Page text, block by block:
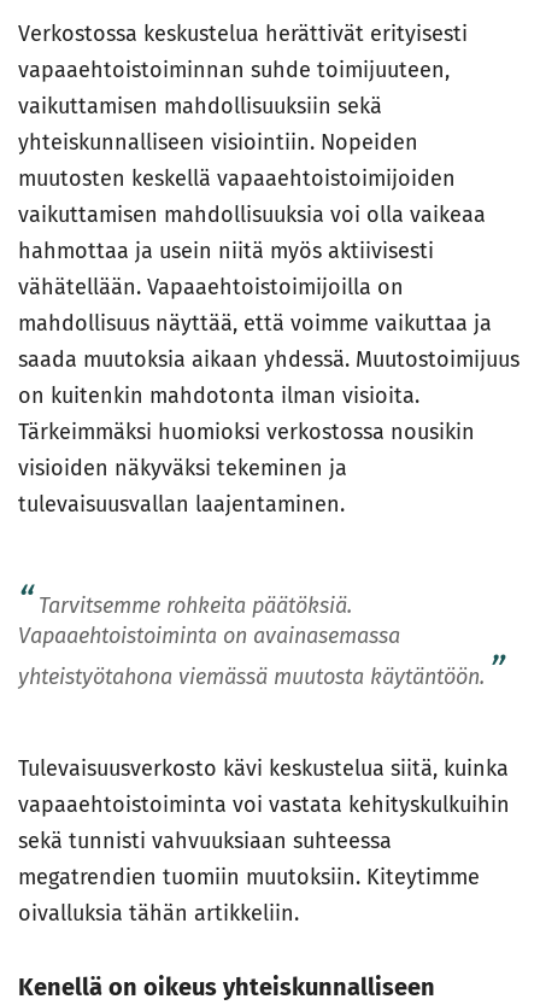
Verkostossa keskustelua herättivät erityisesti
vapaaehtoistoiminnan suhde toimijuuteen,
vaikuttamisen mahdollisuuksiin sekä
yhteiskunnalliseen visiointiin. Nopeiden
muutosten keskellä vapaaehtoistoimijoiden
vaikuttamisen mahdollisuuksia voi olla vaikeaa
hahmottaa ja usein niitä myös aktiivisesti
vähätellään. Vapaaehtoistoimijoilla on
mahdollisuus näyttää, että voimme vaikuttaa ja
saada muutoksia aikaan yhdessä. Muutostoimijuus
on kuitenkin mahdotonta ilman visioita.
Tärkeimmäksi huomioksi verkostossa nousikin
visioiden näkyväksi tekeminen ja
tulevaisuusvallan laajentaminen.
Tarvitsemme rohkeita päätöksiä.
Vapaaehtoistoiminta on avainasemassa
yhteistyötahona viemässä muutosta käytäntöön.
Tulevaisuusverkosto kävi keskustelua siitä, kuinka
vapaaehtoistoiminta voi vastata kehityskulkuihin
sekä tunnisti vahvuuksiaan suhteessa
megatrendien tuomiin muutoksiin. Kiteytimme
oivalluksia tähän artikkeliin.
Kenellä on oikeus yhteiskunnalliseen